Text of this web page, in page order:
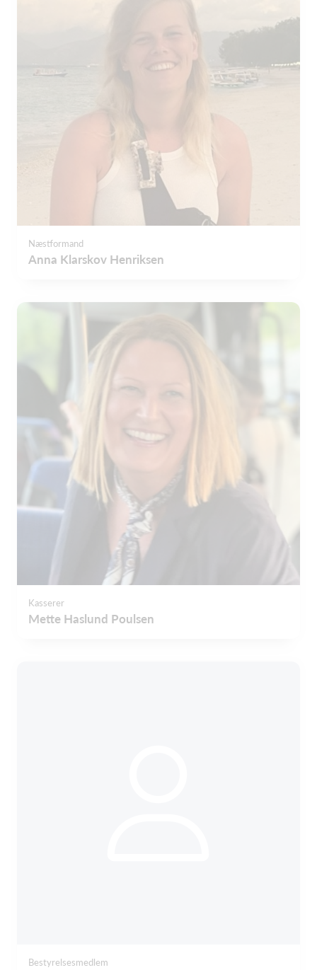
Næstformand
Anna Klarskov Henriksen
Kasserer
Mette Haslund Poulsen
Bestyrelsesmedlem